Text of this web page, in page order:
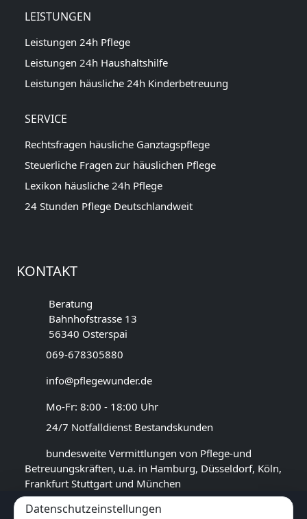
LEISTUNGEN
Leistungen 24h Pflege
Leistungen 24h Haushaltshilfe
Leistungen häusliche 24h Kinderbetreuung
SERVICE
Rechtsfragen häusliche Ganztagspflege
Steuerliche Fragen zur häuslichen Pflege
Lexikon häusliche 24h Pflege
24 Stunden Pflege Deutschlandweit
KONTAKT
Beratung
Bahnhofstrasse 13
56340 Osterspai
069-678305880
info@pflegewunder.de
Mo-Fr: 8:00 - 18:00 Uhr
24/7 Notfalldienst Bestandskunden
bundesweite Vermittlungen von Pflege-und
Betreuungskräften, u.a. in Hamburg, Düsseldorf, Köln,
Frankfurt Stuttgart und München
Datenschutzeinstellungen